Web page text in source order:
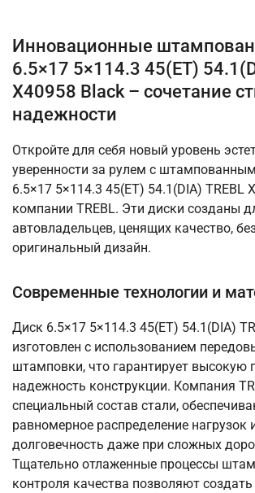
Инновационные
6.5×17 5×114.3 45(ET)
X40958 Black – сочетание
надежности
Откройте для себя новый уровень
уверенности за рулем с
6.5×17 5×114.3 45(ET) 54.1(DIA) TREBL
компании TREBL. Эти диски созданы
автовладельцев, ценящих качество,
оригинальный дизайн.
Современные технологии и
Диск 6.5×17 5×114.3 45(ET) 54.1(DIA)
изготовлен с использованием
штамповки, что гарантирует высокую
надежность конструкции. Компания
специальный состав стали,
равномерное распределение нагрузок
долговечность даже при сложных
Тщательно отлаженные процессы
контроля качества позволяют создать